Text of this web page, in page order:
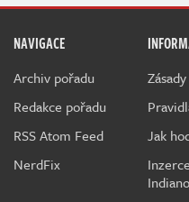
NAVIGACE
Archiv pořadu
Redakce pořadu
RSS Atom Feed
NerdFix
Jak